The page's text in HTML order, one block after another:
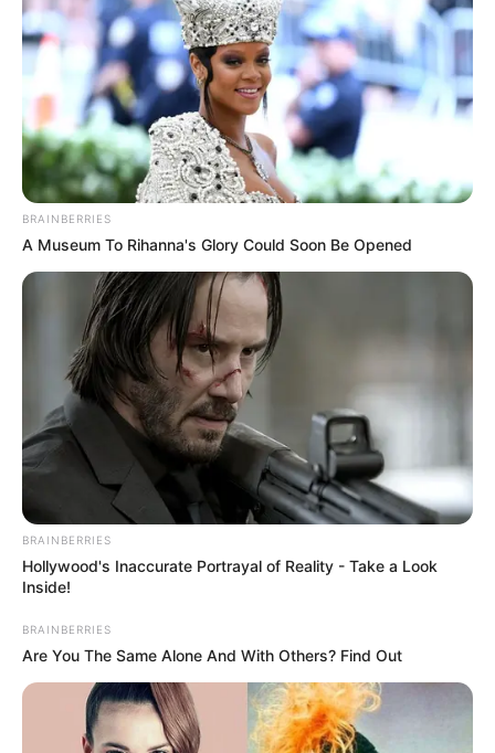
BRAINBERRIES
A Museum To Rihanna's Glory Could Soon Be Opened
BRAINBERRIES
Hollywood's Inaccurate Portrayal of Reality - Take a Look
Inside!
BRAINBERRIES
Are You The Same Alone And With Others? Find Out